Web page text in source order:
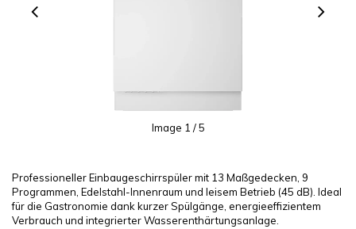
Image 1 / 5
Professioneller Einbaugeschirrspüler mit 13 Maßgedecken, 9
Programmen, Edelstahl-Innenraum und leisem Betrieb (45 dB). Ideal
für die Gastronomie dank kurzer Spülgänge, energieeffizientem
Verbrauch und integrierter Wasserenthärtungsanlage.